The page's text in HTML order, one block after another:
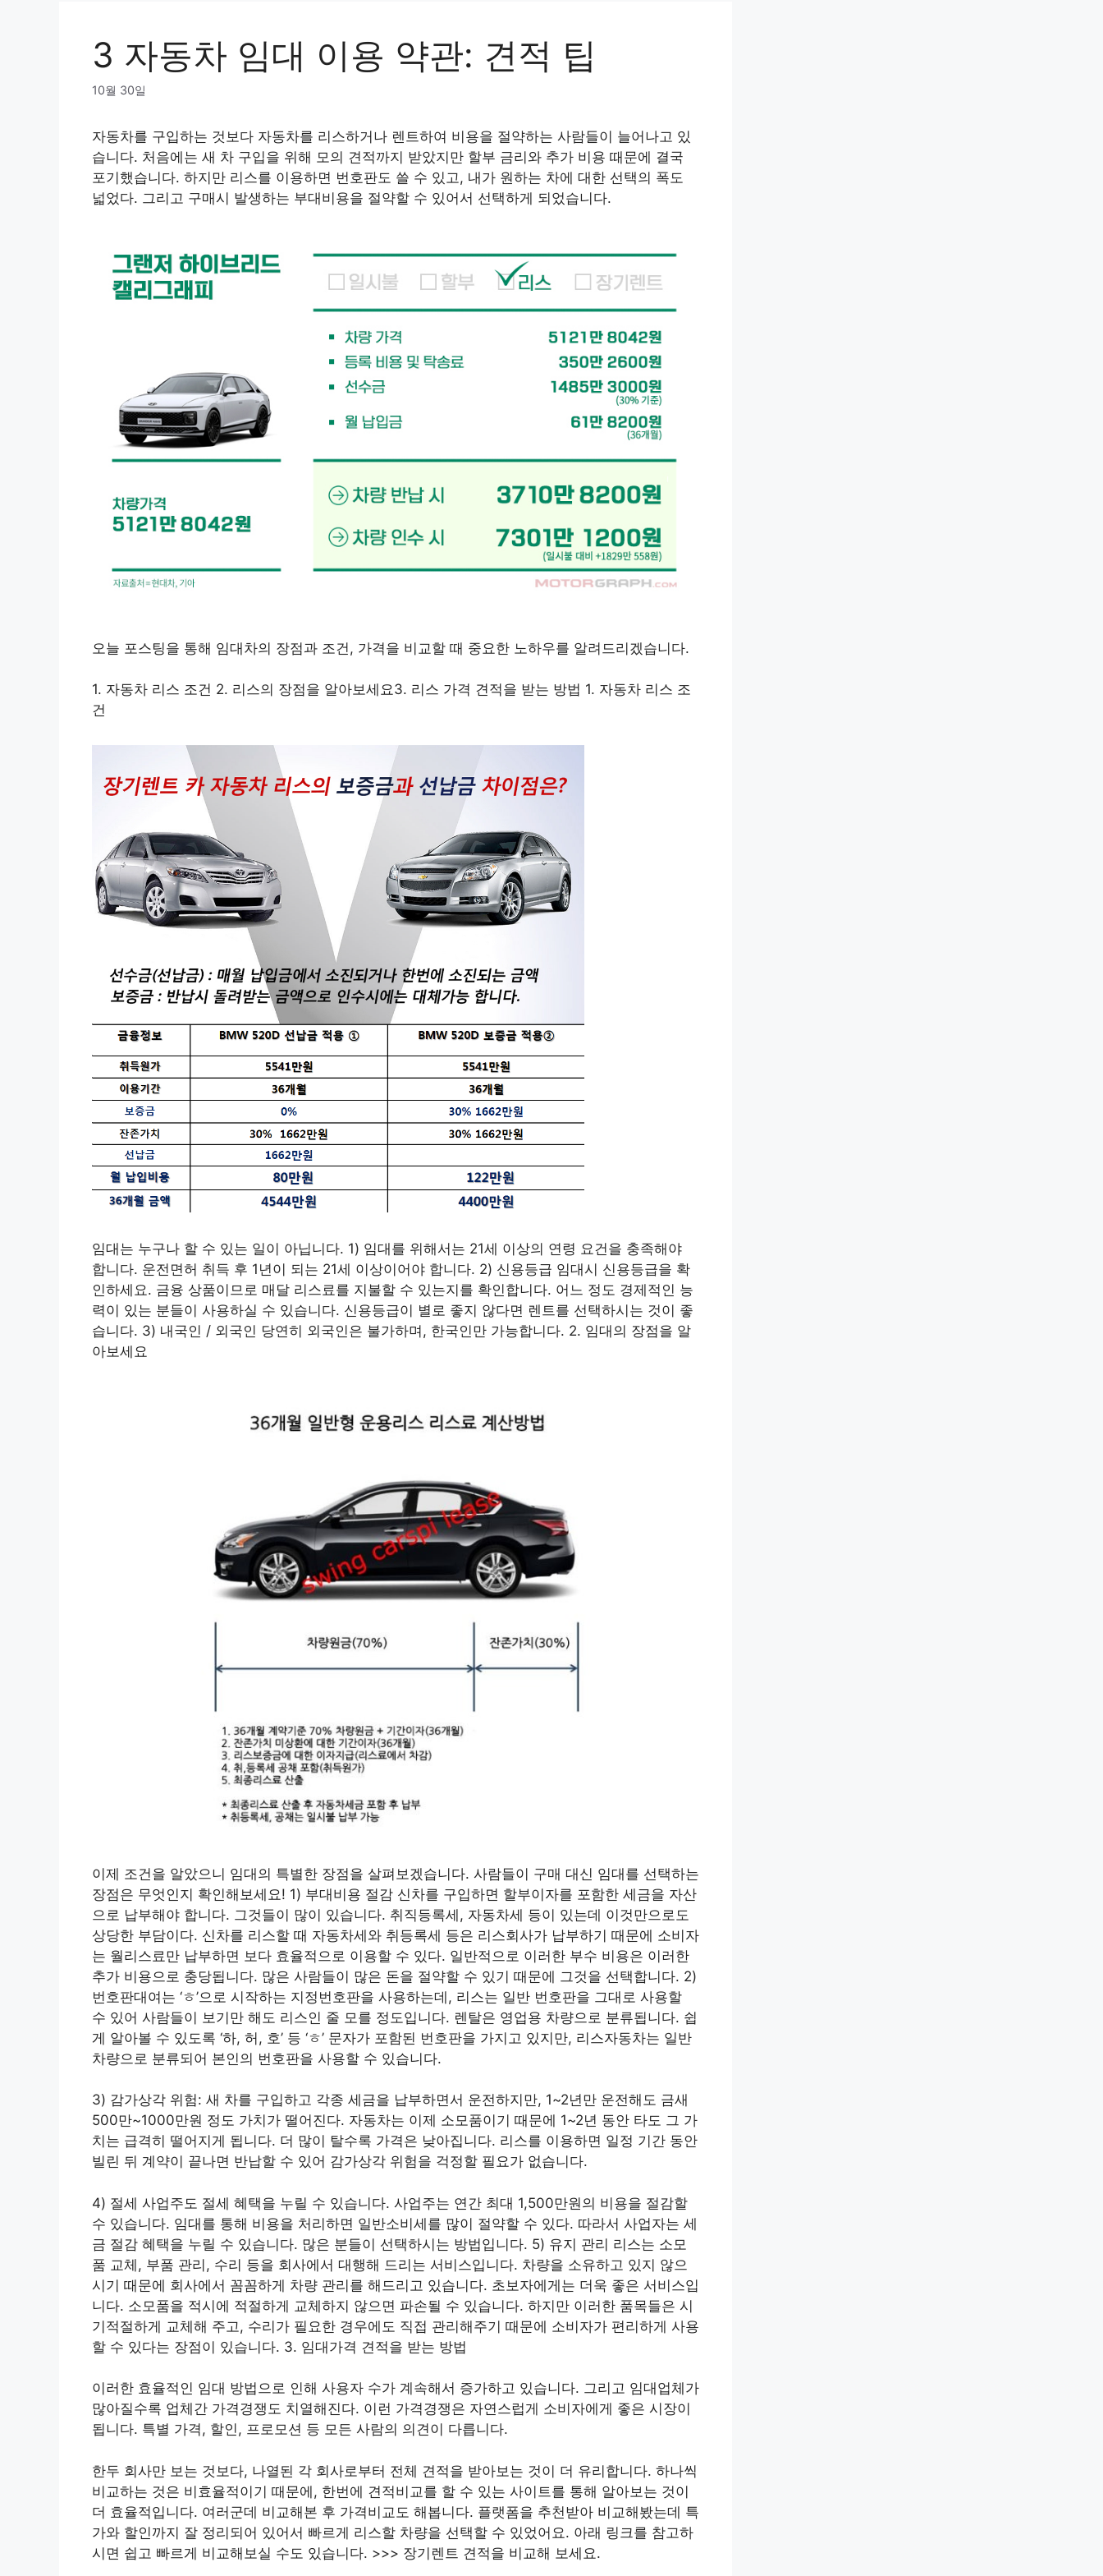
3 자동차 임대 이용 약관: 견적 팁
10월 30일
자동차를 구입하는 것보다 자동차를 리스하거나 렌트하여 비용을 절약하는 사람들이 늘어나고 있
습니다. 처음에는 새 차 구입을 위해 모의 견적까지 받았지만 할부 금리와 추가 비용 때문에 결국
포기했습니다. 하지만 리스를 이용하면 번호판도 쓸 수 있고, 내가 원하는 차에 대한 선택의 폭도
넓었다. 그리고 구매시 발생하는 부대비용을 절약할 수 있어서 선택하게 되었습니다.
오늘 포스팅을 통해 임대차의 장점과 조건, 가격을 비교할 때 중요한 노하우를 알려드리겠습니다.
1. 자동차 리스 조건 2. 리스의 장점을 알아보세요3. 리스 가격 견적을 받는 방법 1. 자동차 리스 조
건
임대는 누구나 할 수 있는 일이 아닙니다. 1) 임대를 위해서는 21세 이상의 연령 요건을 충족해야
합니다. 운전면허 취득 후 1년이 되는 21세 이상이어야 합니다. 2) 신용등급 임대시 신용등급을 확
인하세요. 금융 상품이므로 매달 리스료를 지불할 수 있는지를 확인합니다. 어느 정도 경제적인 능
력이 있는 분들이 사용하실 수 있습니다. 신용등급이 별로 좋지 않다면 렌트를 선택하시는 것이 좋
습니다. 3) 내국인 / 외국인 당연히 외국인은 불가하며, 한국인만 가능합니다. 2. 임대의 장점을 알
아보세요
이제 조건을 알았으니 임대의 특별한 장점을 살펴보겠습니다. 사람들이 구매 대신 임대를 선택하는
장점은 무엇인지 확인해보세요! 1) 부대비용 절감 신차를 구입하면 할부이자를 포함한 세금을 자산
으로 납부해야 합니다. 그것들이 많이 있습니다. 취직등록세, 자동차세 등이 있는데 이것만으로도
상당한 부담이다. 신차를 리스할 때 자동차세와 취등록세 등은 리스회사가 납부하기 때문에 소비자
는 월리스료만 납부하면 보다 효율적으로 이용할 수 있다. 일반적으로 이러한 부수 비용은 이러한
추가 비용으로 충당됩니다. 많은 사람들이 많은 돈을 절약할 수 있기 때문에 그것을 선택합니다. 2)
번호판대여는 ‘ㅎ’으로 시작하는 지정번호판을 사용하는데, 리스는 일반 번호판을 그대로 사용할
수 있어 사람들이 보기만 해도 리스인 줄 모를 정도입니다. 렌탈은 영업용 차량으로 분류됩니다. 쉽
게 알아볼 수 있도록 ‘하, 허, 호’ 등 ‘ㅎ’ 문자가 포함된 번호판을 가지고 있지만, 리스자동차는 일반
차량으로 분류되어 본인의 번호판을 사용할 수 있습니다.
3) 감가상각 위험: 새 차를 구입하고 각종 세금을 납부하면서 운전하지만, 1~2년만 운전해도 금새
500만~1000만원 정도 가치가 떨어진다. 자동차는 이제 소모품이기 때문에 1~2년 동안 타도 그 가
치는 급격히 떨어지게 됩니다. 더 많이 탈수록 가격은 낮아집니다. 리스를 이용하면 일정 기간 동안
빌린 뒤 계약이 끝나면 반납할 수 있어 감가상각 위험을 걱정할 필요가 없습니다.
4) 절세 사업주도 절세 혜택을 누릴 수 있습니다. 사업주는 연간 최대 1,500만원의 비용을 절감할
수 있습니다. 임대를 통해 비용을 처리하면 일반소비세를 많이 절약할 수 있다. 따라서 사업자는 세
금 절감 혜택을 누릴 수 있습니다. 많은 분들이 선택하시는 방법입니다. 5) 유지 관리 리스는 소모
품 교체, 부품 관리, 수리 등을 회사에서 대행해 드리는 서비스입니다. 차량을 소유하고 있지 않으
시기 때문에 회사에서 꼼꼼하게 차량 관리를 해드리고 있습니다. 초보자에게는 더욱 좋은 서비스입
니다. 소모품을 적시에 적절하게 교체하지 않으면 파손될 수 있습니다. 하지만 이러한 품목들은 시
기적절하게 교체해 주고, 수리가 필요한 경우에도 직접 관리해주기 때문에 소비자가 편리하게 사용
할 수 있다는 장점이 있습니다. 3. 임대가격 견적을 받는 방법
이러한 효율적인 임대 방법으로 인해 사용자 수가 계속해서 증가하고 있습니다. 그리고 임대업체가
많아질수록 업체간 가격경쟁도 치열해진다. 이런 가격경쟁은 자연스럽게 소비자에게 좋은 시장이
됩니다. 특별 가격, 할인, 프로모션 등 모든 사람의 의견이 다릅니다.
한두 회사만 보는 것보다, 나열된 각 회사로부터 전체 견적을 받아보는 것이 더 유리합니다. 하나씩
비교하는 것은 비효율적이기 때문에, 한번에 견적비교를 할 수 있는 사이트를 통해 알아보는 것이
더 효율적입니다. 여러군데 비교해본 후 가격비교도 해봅니다. 플랫폼을 추천받아 비교해봤는데 특
가와 할인까지 잘 정리되어 있어서 빠르게 리스할 차량을 선택할 수 있었어요. 아래 링크를 참고하
시면 쉽고 빠르게 비교해보실 수도 있습니다. >>> 장기렌트 견적을 비교해 보세요.